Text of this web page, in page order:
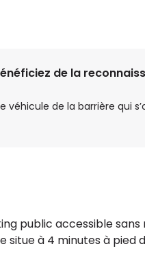
de la
de la barrière qui
public accessible
situe à 4 minutes à